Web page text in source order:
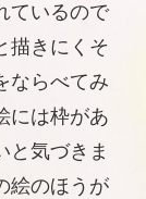
ているので
描きにくそ
ならべてみ
には枠があ
と気づきま
絵のほうが